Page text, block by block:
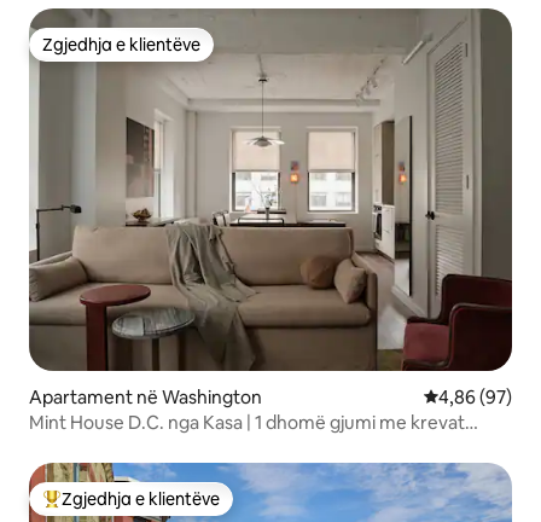
Zgjedhja e klientëve
Zgjedhja e klientëve
Apartament në Washington Vlerësimi
4,86 (97)
Mint House D.C. nga Kasa | 1 dhomë gjumi me krevat
Më të mirat e zgjedhjeve të klientëve
Zgjedhja e klientëve